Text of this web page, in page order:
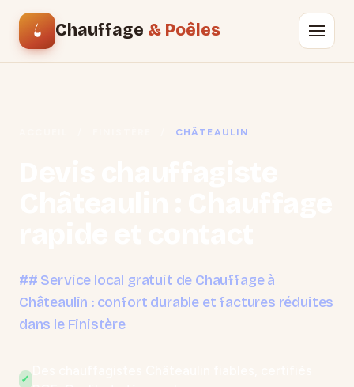
Chauffage & Poêles
CHÂTEAULIN
## Service local gratuit de Chauffage à
Châteaulin : confort durable et factures réduites
dans le Finistère
✓